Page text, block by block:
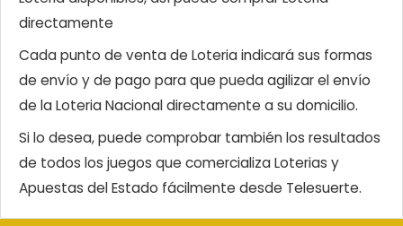
directamente
Cada punto de venta de Loteria indicará sus formas
de envío y de pago para que pueda agilizar el envío
de la Loteria Nacional directamente a su domicilio.
Si lo desea, puede comprobar también los resultados
de todos los juegos que comercializa Loterias y
Apuestas del Estado fácilmente desde Telesuerte.